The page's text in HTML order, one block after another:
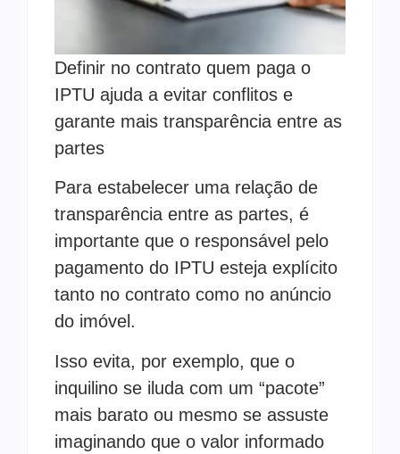
Definir no contrato quem paga o
IPTU ajuda a evitar conflitos e
garante mais transparência entre as
partes
Para estabelecer uma relação de
transparência entre as partes, é
importante que o responsável pelo
pagamento do IPTU esteja explícito
tanto no contrato como no anúncio
do imóvel.
Isso evita, por exemplo, que o
inquilino se iluda com um “pacote”
mais barato ou mesmo se assuste
imaginando que o valor informado